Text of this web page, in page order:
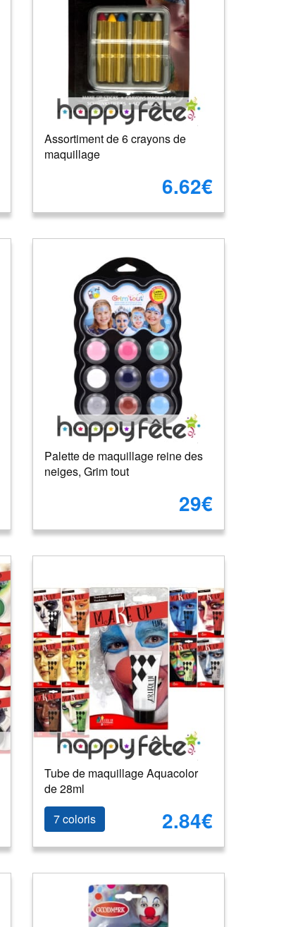
Assortiment de 6 crayons de
maquillage
6.62€
Palette de maquillage reine des
neiges, Grim tout
29€
Tube de maquillage Aquacolor
de 28ml
7 coloris
2.84€